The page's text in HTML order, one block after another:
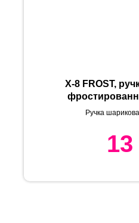
X-8 FROST,
Ручка
13